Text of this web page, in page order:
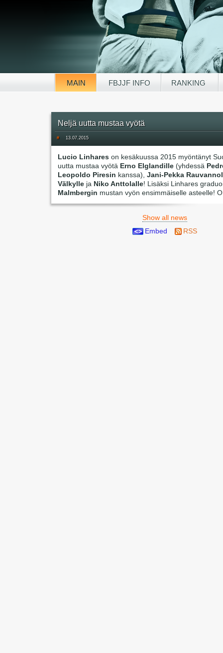
MAIN FBJJF INFO RANKING
Neljä uutta mustaa vyötä
# 13.07.2015
Lucio Linhares on kesäkuussa 2015 myöntänyt
uutta mustaa vyötä Erno Elglandille (yhdessä
Leopoldo Piresin kanssa), Jani-Pekka
Välkylle ja Niko Anttolalle! Lisäksi Linhares
Malmbergin mustan vyön ensimmäiselle asteelle!
Show all news
Embed
RSS